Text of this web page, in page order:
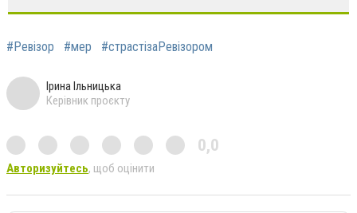
#Ревізор #мер #страстізаРевізором
Ірина Ільницька
Керівник проєкту
0,0
Авторизуйтесь, щоб оцінити